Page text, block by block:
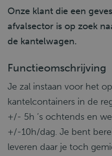
Onze klant die een
afvalsector is op zoek
de kantelwagen.
Functieomschrijving
Je zal instaan voor het
kantelcontainers in de
+/- 5h ’s ochtends en
+/-10h/dag. Je bent
leveren daar je toch